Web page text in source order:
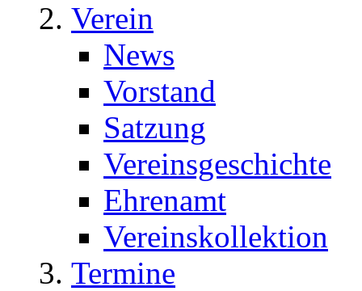
Verein
News
Vorstand
Satzung
Vereinsgeschichte
Ehrenamt
Vereinskollektion
Termine